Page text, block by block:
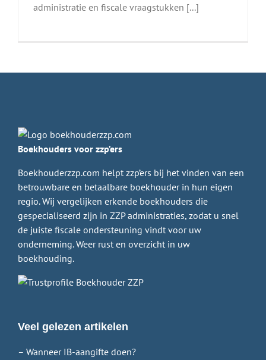
administratie en fiscale vraagstukken [...]
Boekhouders voor zzp’ers
Boekhouderzzp.com helpt zzp’ers bij het vinden van een
betrouwbare en betaalbare boekhouder in hun eigen
regio. Wij vergelijken erkende boekhouders die
gespecialiseerd zijn in ZZP administraties, zodat u snel
de juiste fiscale ondersteuning vindt voor uw
onderneming. Weer rust en overzicht in uw
boekhouding.
Veel gelezen artikelen
– Wanneer IB-aangifte doen?